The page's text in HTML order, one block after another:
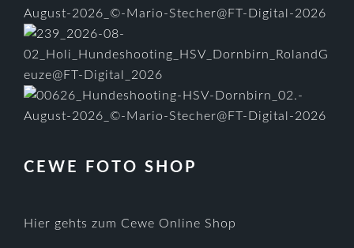
CEWE FOTO SHOP
Hier gehts zum Cewe Online Shop